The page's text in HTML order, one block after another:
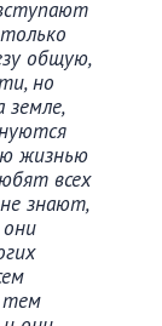
общую,
но
жизнью
всех
знают,
тем